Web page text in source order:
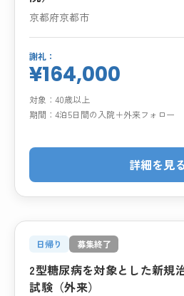
京都府京都市
謝礼：
¥164,000
対象：40歳以上
期間：4泊5日間の入院＋外来フォロー
詳細を見る
日帰り 募集終了
2型糖尿病を対象とした新規
試験（外来）